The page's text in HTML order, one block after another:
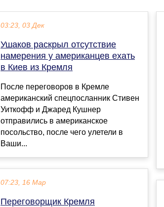
03:23, 03 Дек
Ушаков раскрыл отсутствие
намерения у американцев ехать
в Киев из Кремля
После переговоров в Кремле
американский спецпосланник Стивен
Уиткофф и Джаред Кушнер
отправились в американское
посольство, после чего улетели в
Ваши...
07:23, 16 Мар
Переговорщик Кремля